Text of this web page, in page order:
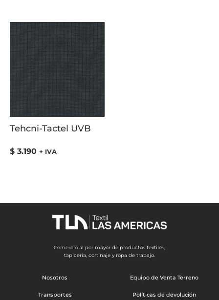
Tehcni-Tactel UVB
$ 3.190 + IVA
Comercio al por mayor de productos textiles,
tapicería, cortinaje y ropa de trabajo.
Nosotros
Transportes
Equipo de Venta Terreno
Políticas de devolución